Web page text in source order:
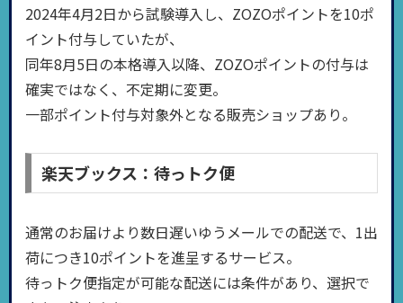
2024年4月2日から試験導入し、ZOZOポイントを10ポ
イント付与していたが、
同年8月5日の本格導入以降、ZOZOポイントの付与は
確実ではなく、不定期に変更。
一部ポイント付与対象外となる販売ショップあり。
楽天ブックス：待っトク便
通常のお届けより数日遅いゆうメールでの配送で、1出
荷につき10ポイントを進呈するサービス。
待っトク便指定が可能な配送には条件があり、選択で